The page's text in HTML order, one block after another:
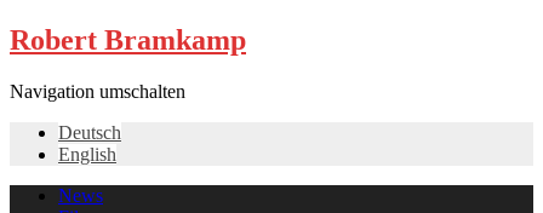
Robert Bramkamp
Navigation umschalten
Deutsch
English
News